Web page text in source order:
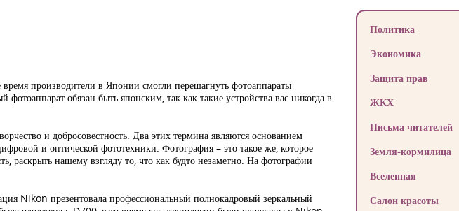
производители в Японии смогли перешагнуть фотоаппараты
обязан быть японским, так как такие устройства вас никогда в
и добросовестность. Два этих термина являются основанием
и оптической фототехники. Фотография – это такое же, которое
нашему взгляду то, что как будто незаметно. На фотографии
Nikon презентовала профессиональный полнокадровый зеркальный
Политика
Экономика
Защита прав
ЖКХ
Письма читателей
Земля-кормилица
Вселенная
Салон красоты